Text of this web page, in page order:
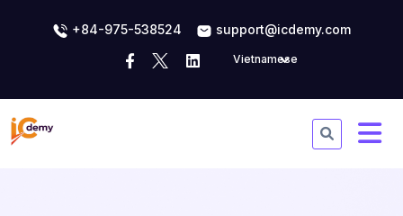
+84-975-538524 support@icdemy.com
Vietnamese